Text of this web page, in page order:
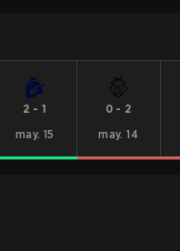
2 - 1
may. 15
0- 2
may. 14